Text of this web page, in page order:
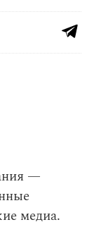
—
медиа.